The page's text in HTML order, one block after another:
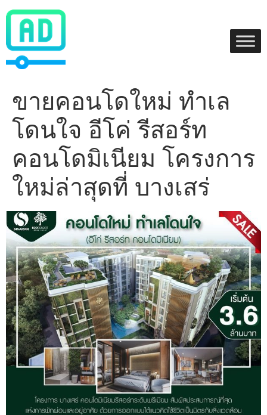
Skip
content
ขายคอนโดใหม่ ทำเล
โดนใจ อีโค่ รีสอร์ท
คอนโดมิเนียม โครงการ
ใหม่ล่าสุดที่ บางเสร่